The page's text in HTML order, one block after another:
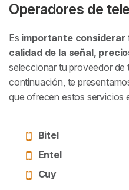
Operadores de
Es importante considerar
calidad de la señal,
seleccionar tu proveedor de
continuación, te
que ofrecen estos servicios
Bitel
Entel
Cuy